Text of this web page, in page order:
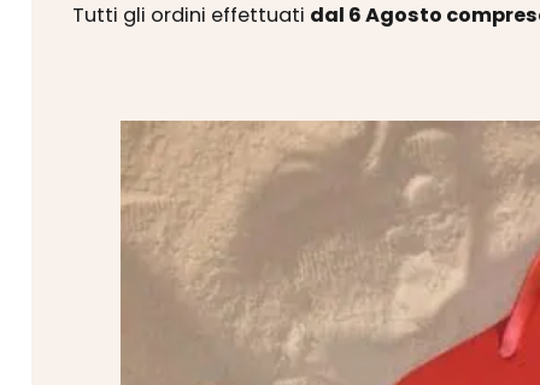
Tutti gli ordini effettuati dal 6 Agosto